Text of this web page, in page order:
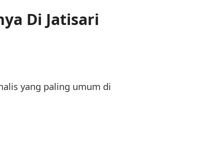
Di Jatisari
yang paling umum di